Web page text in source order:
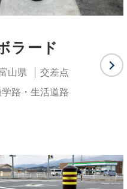
ラード
山県
交差点
路・生活道路